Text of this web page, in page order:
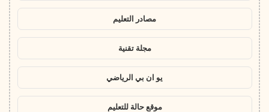
مصادر التعليم
مجلة تقنية
يو ان بي الرياضي
موقع حالة للتعليم